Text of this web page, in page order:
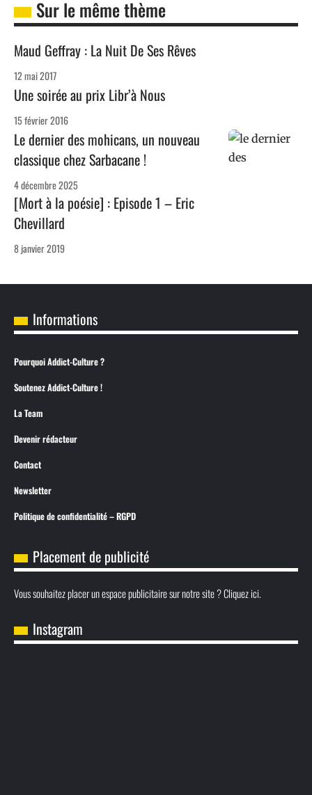
Sur le même thème
Maud Geffray : La Nuit De Ses Rêves
12 mai 2017
Une soirée au prix Libr’à Nous
15 février 2016
Le dernier des mohicans, un nouveau
classique chez Sarbacane !
4 décembre 2025
[Mort à la poésie] : Episode 1 – Eric
Chevillard
8 janvier 2019
Informations
Pourquoi Addict-Culture ?
Soutenez Addict-Culture !
La Team
Devenir rédacteur
Contact
Newsletter
Politique de confidentialité – RGPD
Placement de publicité
Vous souhaitez placer un espace publicitaire sur notre site ? Cliquez ici.
Instagram